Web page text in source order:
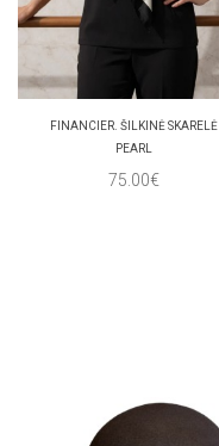
FINANCIER. ŠILKINĖ SKARELĖ
PEARL
75.00€